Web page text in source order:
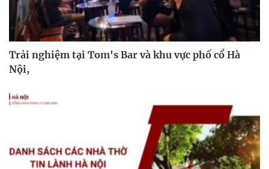
Trải nghiệm tại Tom's Bar và khu vực phố cổ Hà
Nội,